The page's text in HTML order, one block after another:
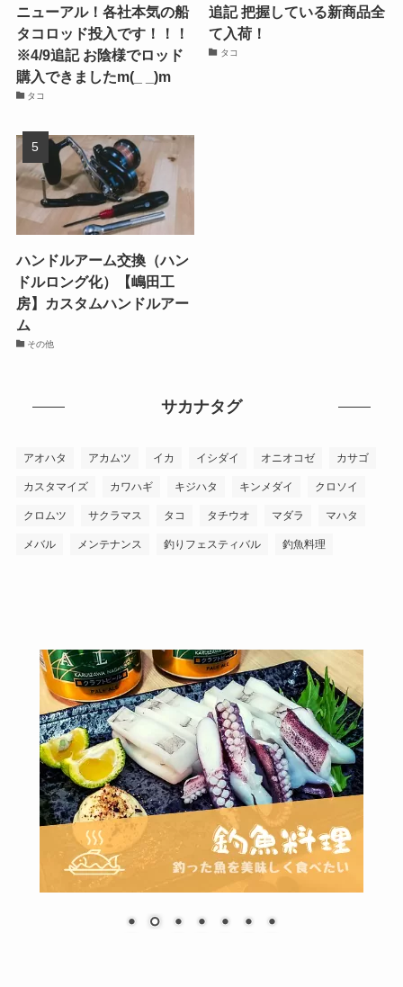
ニューアル！各社本気の船
タコロッド投入です！！！
※4/9追記 お陰様でロッド
購入できましたm(_ _)m
タコ
追記 把握している新商品全
て入荷！
タコ
ハンドルアーム交換（ハン
ドルロング化）【嶋田工
房】カスタムハンドルアー
ム
その他
サカナタグ
アオハタ アカムツ イカ イシダイ オニオコゼ カサゴ
カスタマイズ カワハギ キジハタ キンメダイ クロソイ
クロムツ サクラマス タコ タチウオ マダラ マハタ
メバル メンテナンス 釣りフェスティバル 釣魚料理